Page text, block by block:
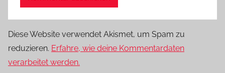
Diese Website verwendet Akismet, um Spam zu
reduzieren. Erfahre, wie deine Kommentardaten
verarbeitet werden.